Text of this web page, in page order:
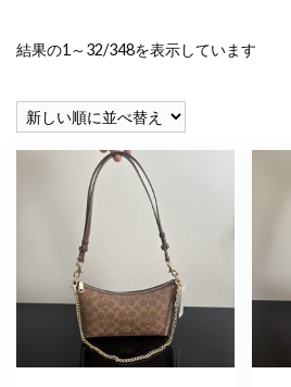
結果の1～32/348を表示しています